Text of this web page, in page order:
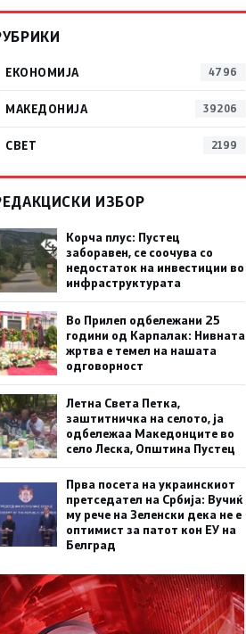
ЕКОНОМИЈА 4796
МАКЕДОНИЈА 39206
СВЕТ 2199
ИЗБОР
Корча плус: Пустец
заборавен, се соочува со
недостаток на инвестиции во
инфраструктурата
Во Прилеп одбележани 25
години од Карпалак: Нивната
жртва е темел на нашата
одговорност
Летна Света Петка,
заштитничка на селото, ја
одбележаа Македонците во
село Леска, Општина Пустец
Прва посета на украинскиот
претседател на Србија: Вучиќ
му рече на Зеленски дека не е
оптимист за патот кон ЕУ на
Белград